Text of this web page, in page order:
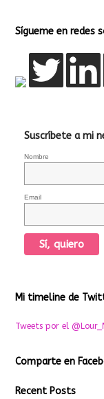
Sígueme en redes
Suscríbete a mi
Nombre
Email
Mi timeline de
Tweets por el
Comparte en
Recent Posts